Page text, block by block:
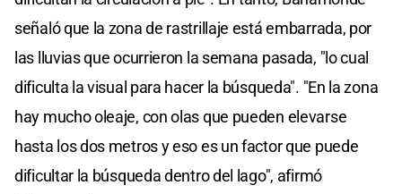
señaló que la zona de rastrillaje está embarrada, por
las lluvias que ocurrieron la semana pasada, "lo cual
dificulta la visual para hacer la búsqueda". "En la zona
hay mucho oleaje, con olas que pueden elevarse
hasta los dos metros y eso es un factor que puede
dificultar la búsqueda dentro del lago", afirmó